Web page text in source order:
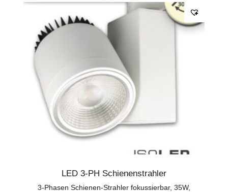
LED 3-PH Schienenstrahler
3-Phasen Schienen-Strahler fokussierbar, 35W,